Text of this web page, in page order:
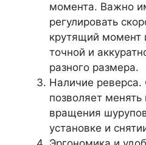
момента. Важно
регулировать
крутящий момент
точной и
разного размера.
Наличие реверса.
позволяет менять
вращения
установке и